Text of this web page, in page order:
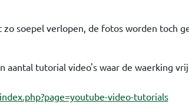
soepel verlopen, de fotos worden toch
aantal tutorial video's waar de waerking
video-tutorials